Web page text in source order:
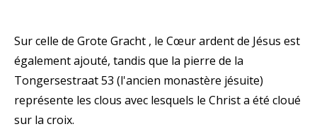
Sur celle de Grote Gracht , le Cœur ardent de Jésus est
également ajouté, tandis que la pierre de la
Tongersestraat 53 (l'ancien monastère jésuite)
représente les clous avec lesquels le Christ a été cloué
sur la croix.